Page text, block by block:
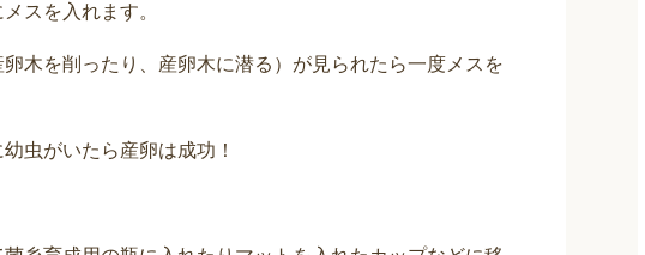
スを入れます。
木を削ったり、産卵木に潜る）が見られたら一度メスを
虫がいたら産卵は成功！